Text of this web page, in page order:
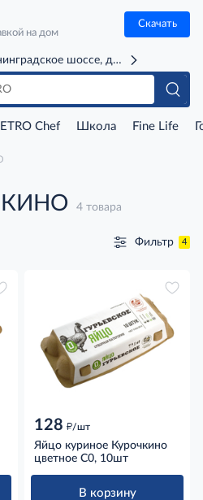
на дом
Скачать
шоссе, д. 71Г (м. Речной
Chef Школа Fine Life
4 товара
Фильтр 4
128 д/шт
Яйцо куриное Курочкино
цветное С0, 10шт
В корзину